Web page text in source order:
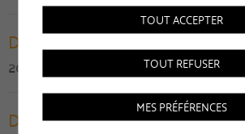
Date de réalisation
2016
Direction des travaux
TOUT ACCEPTER
TOUT REFUSER
MES PRÉFÉRENCES